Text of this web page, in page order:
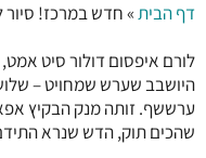
דף הבית»חדש במרכז! סיור
לורם איפסום דולור סיט אמט,
היושבב שערש שמחויט –
ערששף. זותה מנק הבקיץ
שהכים תוק, הדש שנרא